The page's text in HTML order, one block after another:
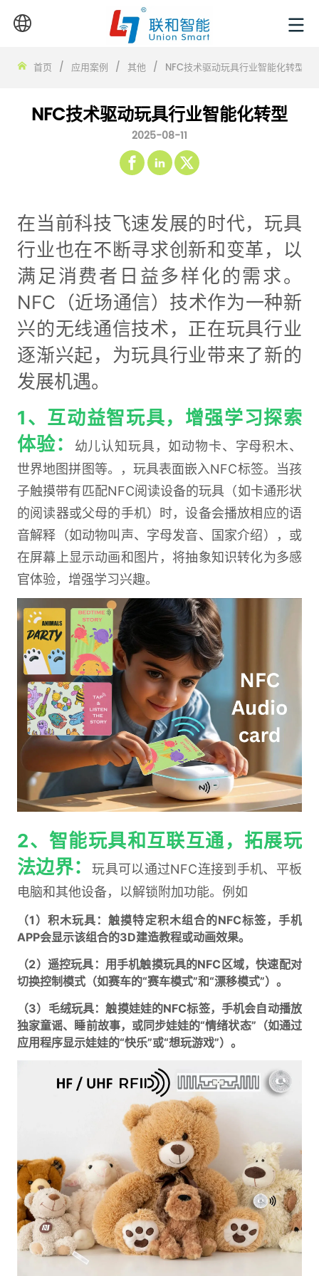
首页 / 应用案例 / 其他 / NFC技术驱动玩具行业智能化转型
NFC技术驱动玩具行业智能化转型
2025-08-11